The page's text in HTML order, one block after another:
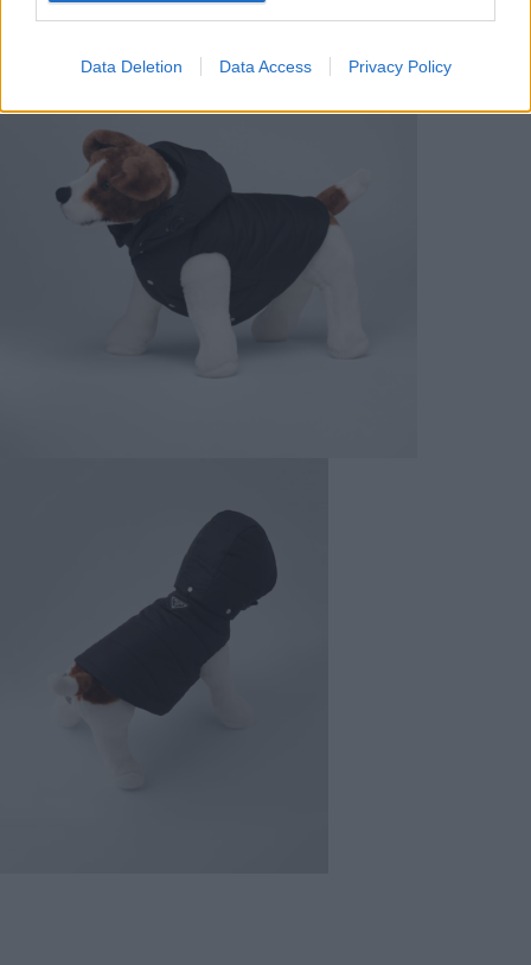
Data Deletion Data Access Privacy Policy